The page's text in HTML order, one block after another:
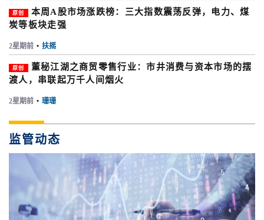
原创
本周A股市场涨跌榜：三大指数震荡反弹，电力、煤
炭等板块走强
2星期前 • 扶摇
原创
董秘江湖之商贸零售行业：市井消费与资本市场的摆
渡人，串联起万千人间烟火
2星期前 • 珊珊
监管动态